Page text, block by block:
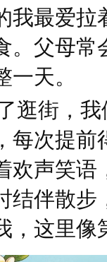
我最爱
。父母常
天。
街，我
每次提前
欢声笑
结伴散步
，这里像